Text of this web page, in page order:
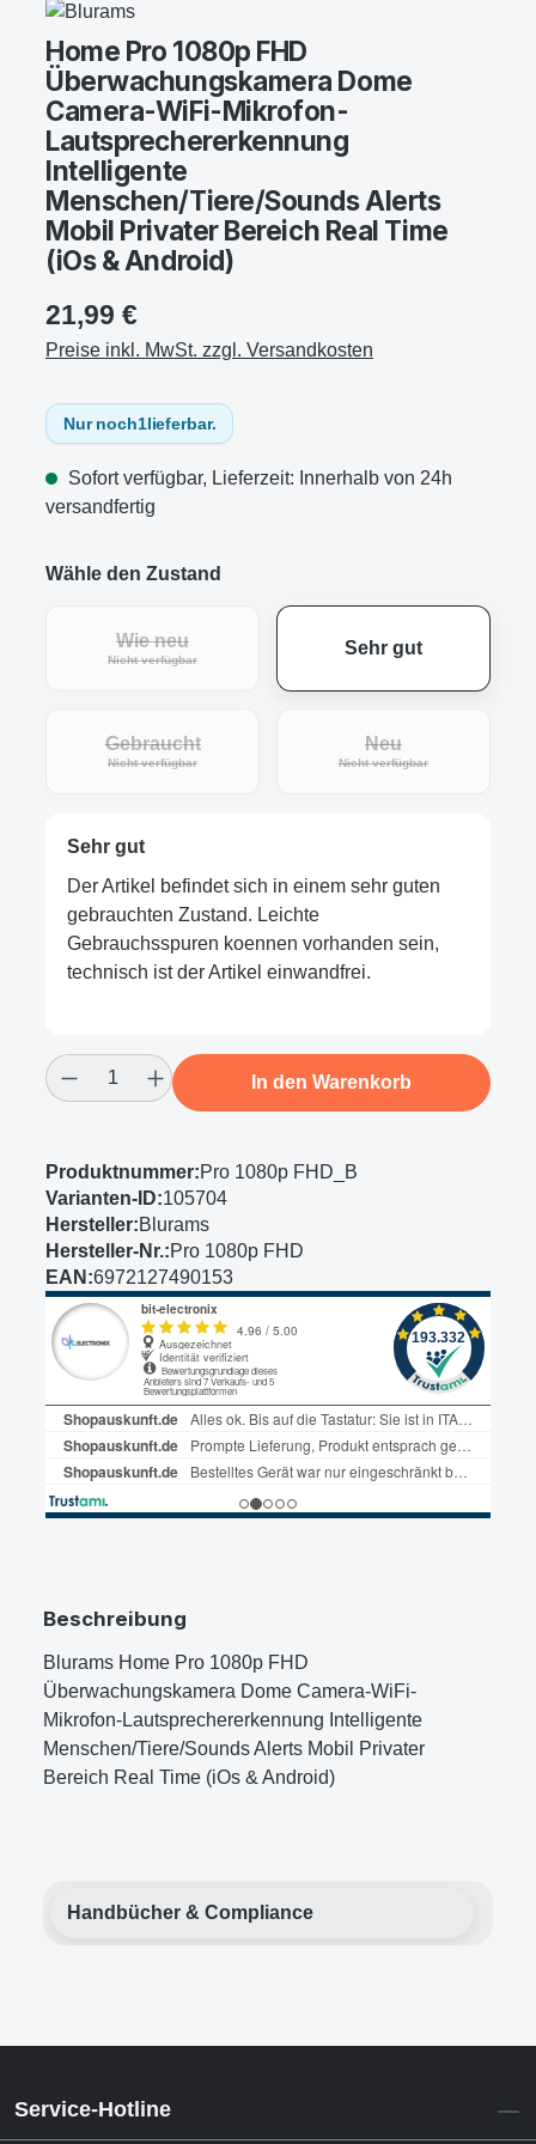
Home Pro 1080p FHD
Überwachungskamera Dome
Camera-WiFi-Mikrofon-
Lautsprechererkennung
Intelligente
Menschen/Tiere/Sounds Alerts
Mobil Privater Bereich Real Time
(iOs & Android)
21,99 €
Preise inkl. MwSt. zzgl. Versandkosten
Nur noch1lieferbar.
Sofort verfügbar, Lieferzeit: Innerhalb von 24h
versandfertig
Wähle den Zustand
Wie neu
Nicht verfügbar(Diese Option ist zurzeit nicht verfügbar.)
Sehr gut
Gebraucht
Nicht verfügbar(Diese Option ist zurzeit nicht verfügbar.)
Neu
Nicht verfügbar(Diese Option ist
Sehr gut
Der Artikel befindet sich in einem sehr guten
gebrauchten Zustand. Leichte
Gebrauchsspuren koennen vorhanden sein,
technisch ist der Artikel einwandfrei.
Produkt Anzahl: Gib den gewünschten
In den Warenkorb
Produktnummer:Pro 1080p FHD_B
Varianten-ID:105704
Hersteller:Blurams
Hersteller-Nr.:Pro 1080p FHD
EAN:6972127490153
Beschreibung
Blurams Home Pro 1080p FHD
Überwachungskamera Dome Camera-WiFi-
Mikrofon-Lautsprechererkennung Intelligente
Menschen/Tiere/Sounds Alerts Mobil Privater
Bereich Real Time (iOs & Android)
Handbücher & Compliance
Service-Hotline